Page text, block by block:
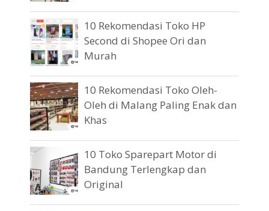
10 Rekomendasi Toko HP
Second di Shopee Ori dan
Murah
10 Rekomendasi Toko Oleh-
Oleh di Malang Paling Enak dan
Khas
10 Toko Sparepart Motor di
Bandung Terlengkap dan
Original